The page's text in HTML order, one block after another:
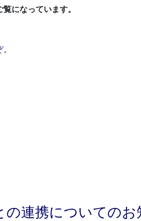
になっています。
の連携についてのお